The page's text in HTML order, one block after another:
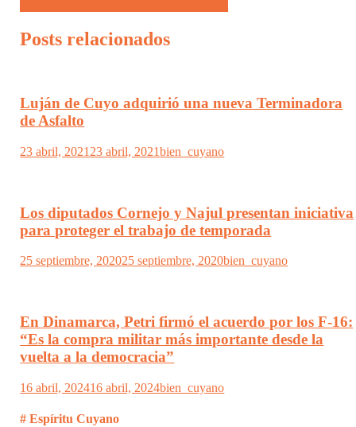
Posts relacionados
Luján de Cuyo adquirió una nueva Terminadora
de Asfalto
23 abril, 2021 23 abril, 2021bien_cuyano
Los diputados Cornejo y Najul presentan iniciativa
para proteger el trabajo de temporada
25 septiembre, 202025 septiembre, 2020bien_cuyano
En Dinamarca, Petri firmó el acuerdo por los F-16:
“Es la compra militar más importante desde la
vuelta a la democracia”
16 abril, 202416 abril, 2024bien_cuyano
# Espíritu Cuyano